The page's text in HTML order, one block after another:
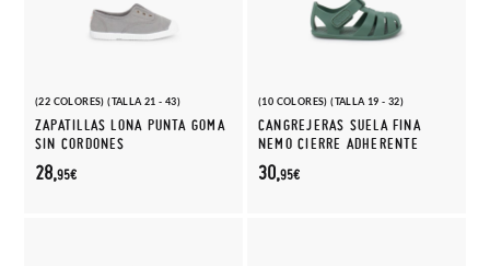
(22 COLORES) (TALLA 21 - 43)
ZAPATILLAS LONA PUNTA GOMA
SIN CORDONES
28,95€
(10 COLORES) (TALLA 19 - 32)
CANGREJERAS SUELA FINA
NEMO CIERRE ADHERENTE
30,95€